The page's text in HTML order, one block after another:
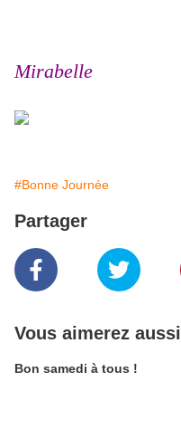
Mirabelle
#Bonne Journée
Partager
Vous aimerez aussi
Bon samedi à tous !